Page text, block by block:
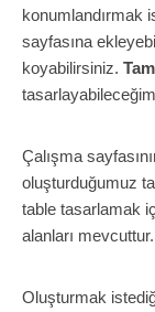
konumlandırmak
sayfasına
koyabilirsiniz.
Çalışma
oluşturduğumuz
table tasarlamak
alanları mevcuttur.
Oluşturmak